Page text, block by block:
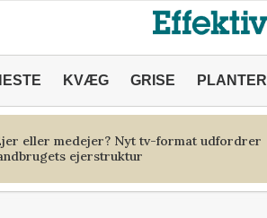
KVÆG GRISE PLANTER
eller medejer? Nyt tv-format udfordrer
ejerstruktur